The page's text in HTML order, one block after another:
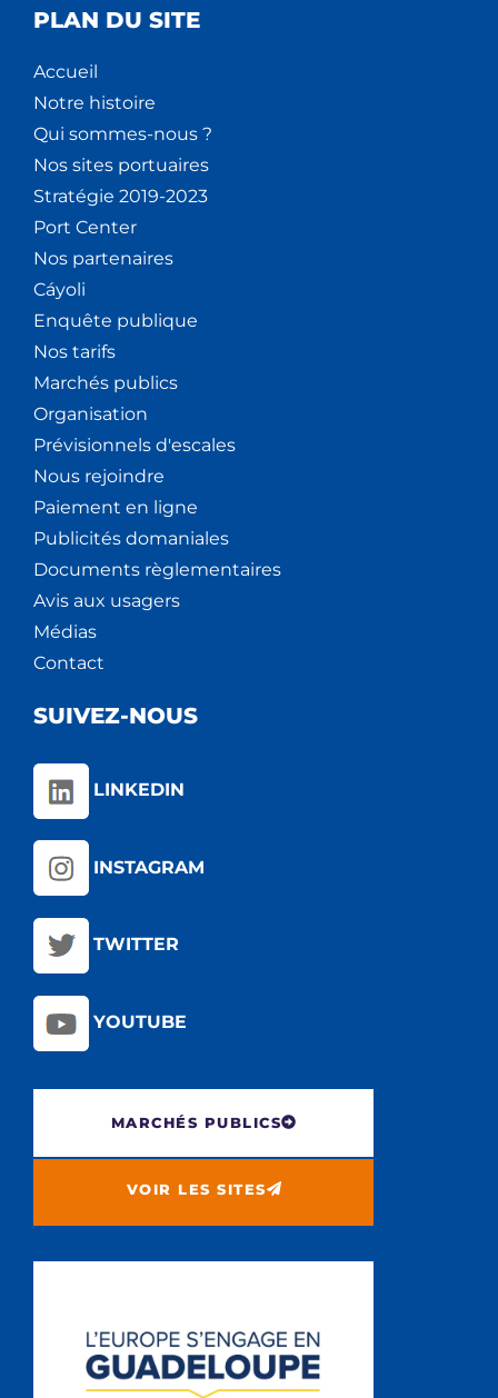
PLAN DU SITE
Accueil
Notre histoire
Qui sommes-nous ?
Nos sites portuaires
Stratégie 2019-2023
Port Center
Nos partenaires
Cáyoli
Enquête publique
Nos tarifs
Marchés publics
Organisation
Prévisionnels d'escales
Nous rejoindre
Paiement en ligne
Publicités domaniales
Documents règlementaires
Avis aux usagers
Médias
Contact
SUIVEZ-NOUS
LINKEDIN
INSTAGRAM
TWITTER
YOUTUBE
MARCHÉS PUBLICS
VOIR LES SITES